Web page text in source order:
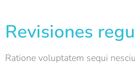
Revisiones
Ratione voluptatem sequi